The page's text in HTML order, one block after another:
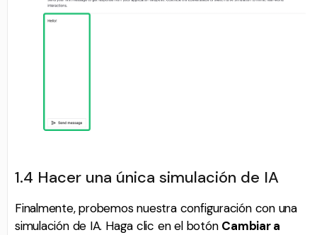
1.4 Hacer una única simulación de IA
Finalmente, probemos nuestra configuración con una
simulación de IA. Haga clic en el botón Cambiar a